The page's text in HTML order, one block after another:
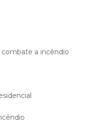
a incêndio